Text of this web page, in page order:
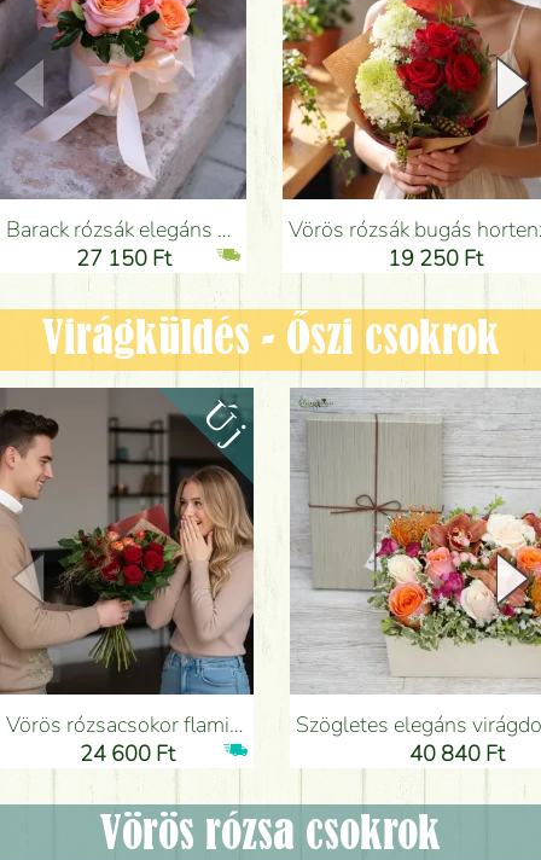
Barack rózsák elegáns plüssös henger dobozban (9 szál) - Virágküldés Budapesten
27 150 Ft
Vörös rózsák bugás hortenziával, apró virágokkal - Virágküldés
19 250 Ft
Virágküldés - Őszi csokrok
Vörös rózsacsokor flamingóvirággal - Virágküldés Budapesten
24 600 Ft
Szögletes elegáns virágdoboz orchideával (14 szál) -
40 840 Ft
Vörös rózsa csokrok